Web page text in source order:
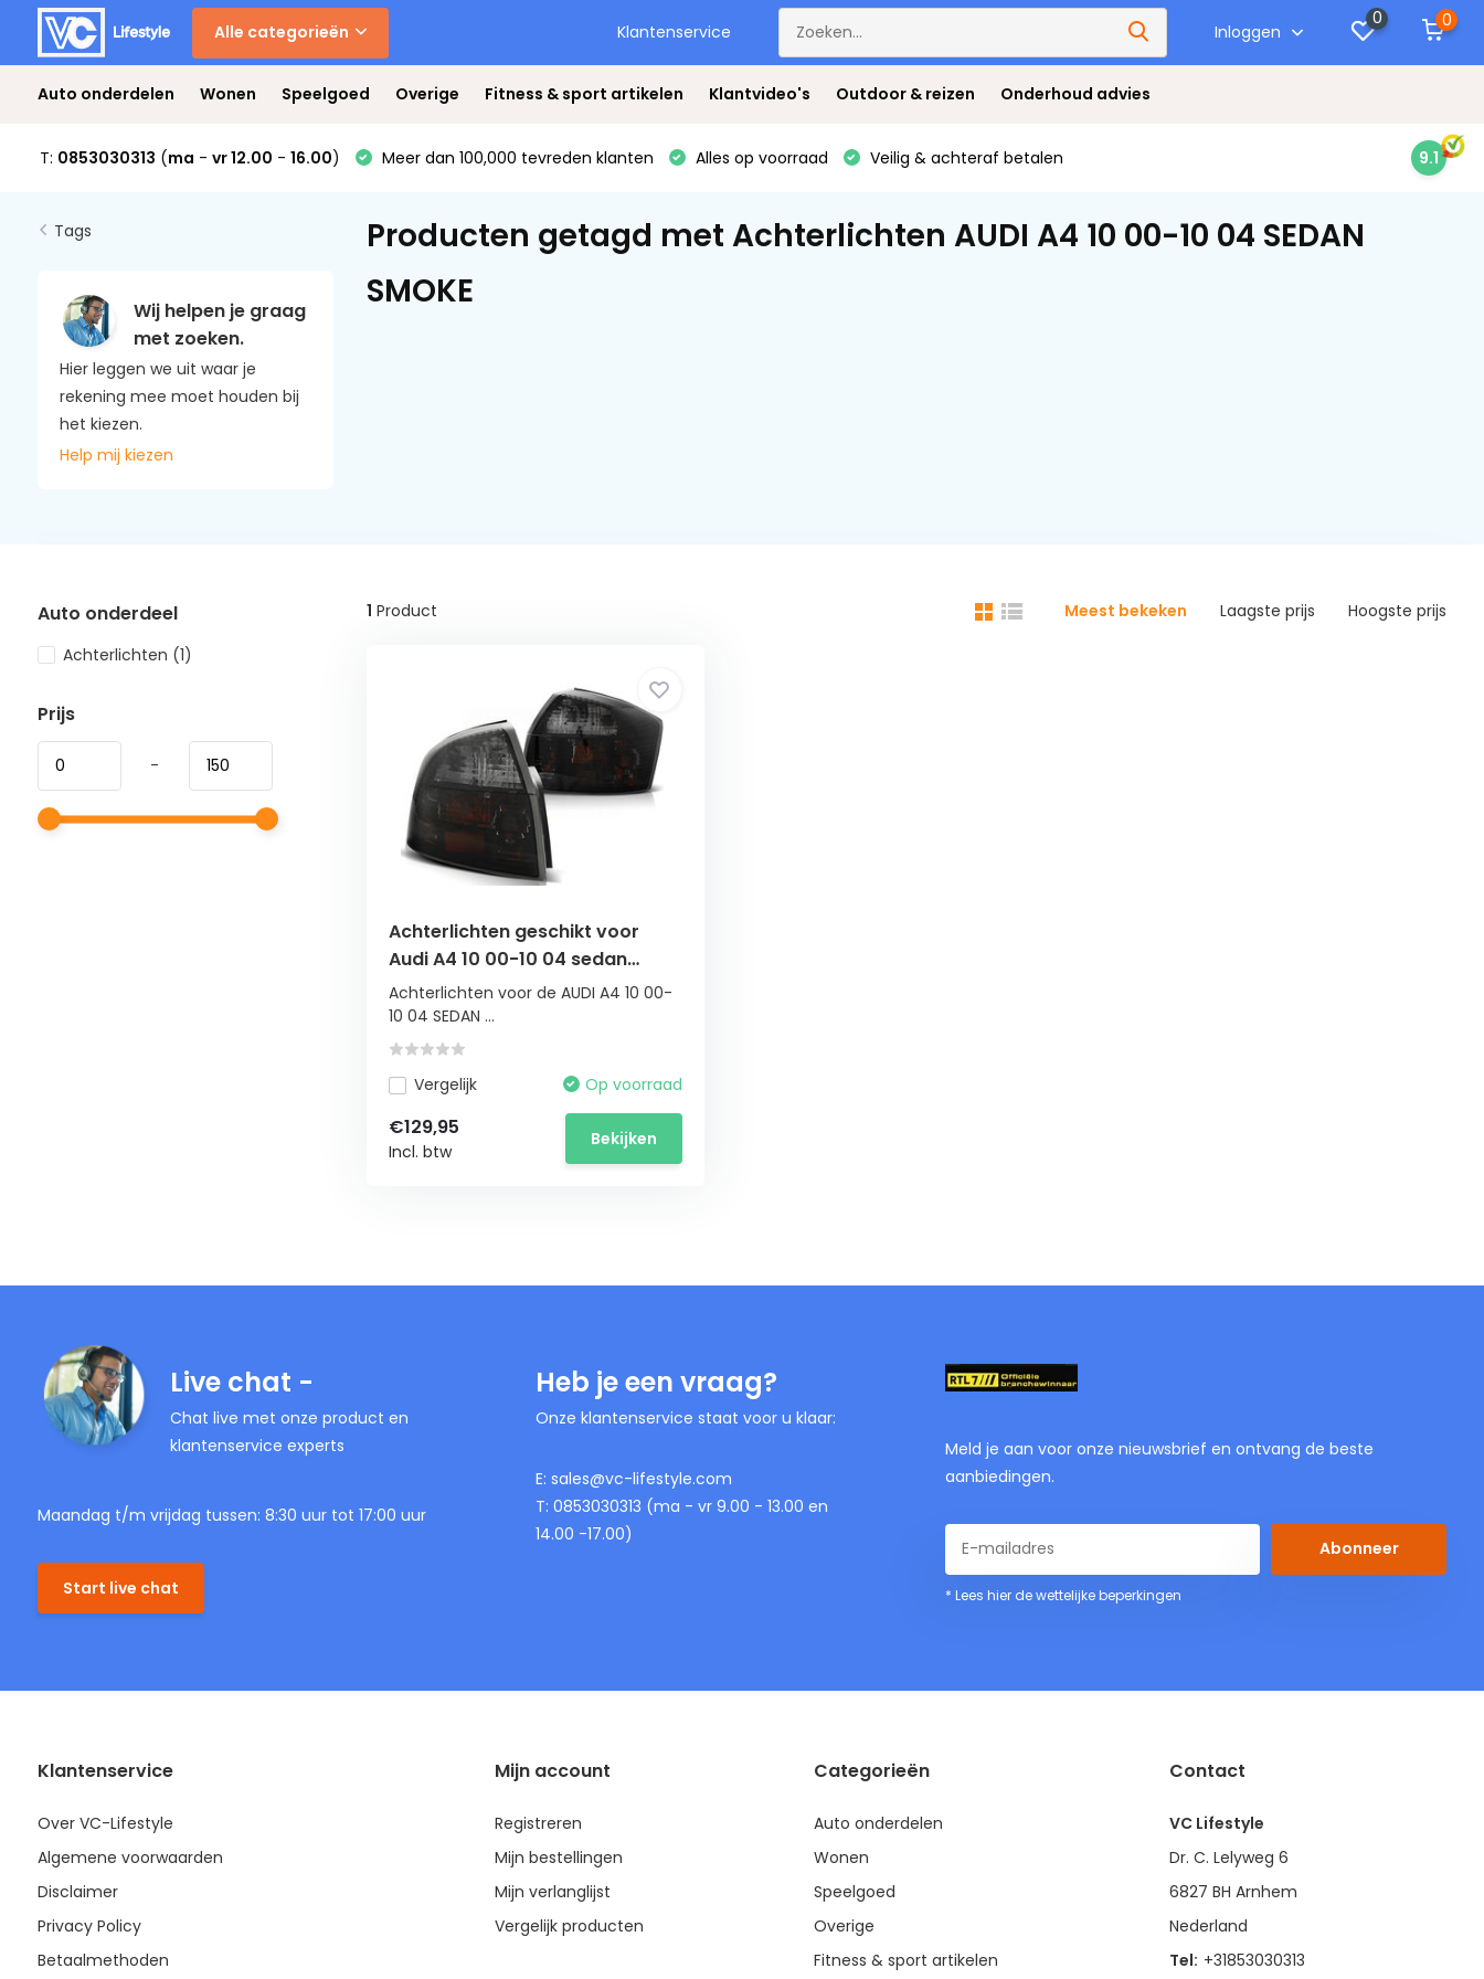
Alle categorieën Klantenservice Inloggen
0 0
Auto onderdelen Wonen Speelgoed Overige Fitness & sport artikelen Klantvideo's Outdoor & reizen Onderhoud advies
T: 0853030313 (ma - vr 12.00 - 16.00) Meer dan 100,000 tevreden klanten Alles op voorraad Veilig & achteraf betalen 9.1
Tags
Wij helpen je graag
met zoeken.
Hier leggen we uit waar je
rekening mee moet houden bij
het kiezen.
Help mij kiezen
Producten getagd met Achterlichten AUDI A4 10 00-10 04 SEDAN
SMOKE
Auto onderdeel
Achterlichten (1)
Prijs
-
1 Product Meest bekeken Laagste prijs Hoogste prijs
Achterlichten geschikt voor
Audi A4 10 00-10 04 sedan
smoke
Achterlichten voor de AUDI A4 10 00-
10 04 SEDAN ...
Vergelijk Op voorraad
€129,95
Incl. btw
Bekijken
Live chat -
Chat live met onze product en
klantenservice experts
Maandag t/m vrijdag tussen: 8:30 uur tot 17:00 uur
Start live chat
Heb je een vraag?
Onze klantenservice staat voor u klaar:
E: sales@vc-lifestyle.com
T: 0853030313 (ma - vr 9.00 - 13.00 en
14.00 -17.00)
Meld je aan voor onze nieuwsbrief en ontvang de beste
aanbiedingen.
Abonneer
* Lees hier de wettelijke beperkingen
Klantenservice
Over VC-Lifestyle
Algemene voorwaarden
Disclaimer
Privacy Policy
Betaalmethoden
Mijn account
Registreren
Mijn bestellingen
Mijn verlanglijst
Vergelijk producten
Categorieën
Auto onderdelen
Wonen
Speelgoed
Overige
Fitness & sport artikelen
Contact
VC Lifestyle
Dr. C. Lelyweg 6
6827 BH Arnhem
Nederland
Tel: +31853030313